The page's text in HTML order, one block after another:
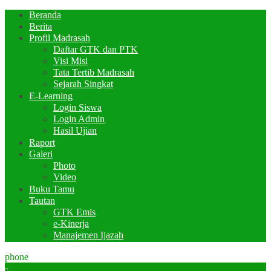
Beranda
Berita
Profil Madrasah
Daftar GTK dan PTK
Visi Misi
Tata Tertib Madrasah
Sejarah Singkat
E-Learning
Login Siswa
Login Admin
Hasil Ujian
Raport
Galeri
Photo
Video
Buku Tamu
Tautan
GTK Emis
e-Kinerja
Manajemen Ijazah
phone
-